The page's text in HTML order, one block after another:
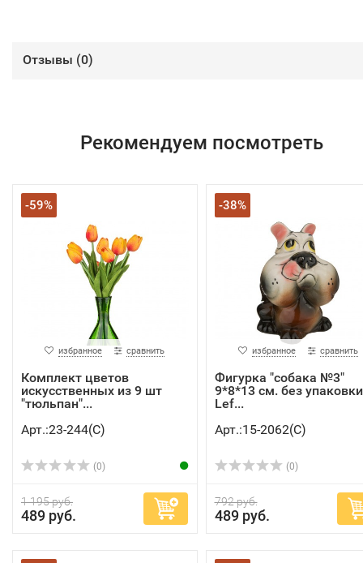
Отзывы (0)
Рекомендуем посмотреть
-59%
избранное сравнить
Комплект цветов
искусственных из 9 шт
"тюльпан"...
Арт.:23-244(C)
(0)
1 195 руб.
489 руб.
-38%
избранное сравнить
Фигурка "собака №3"
9*8*13 см. без упаковки
Lef...
Арт.:15-2062(C)
(0)
792 руб.
489 руб.